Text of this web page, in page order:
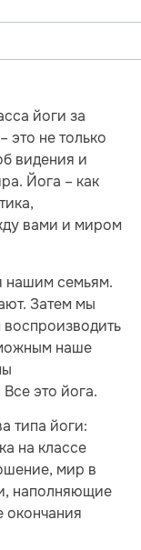
йоги за
это не только
видения и
Йога – как
вами и миром
нашим семьям.
Затем мы
наше
это йога.
типа йоги:
на классе
мир в
наполняющие
окончания